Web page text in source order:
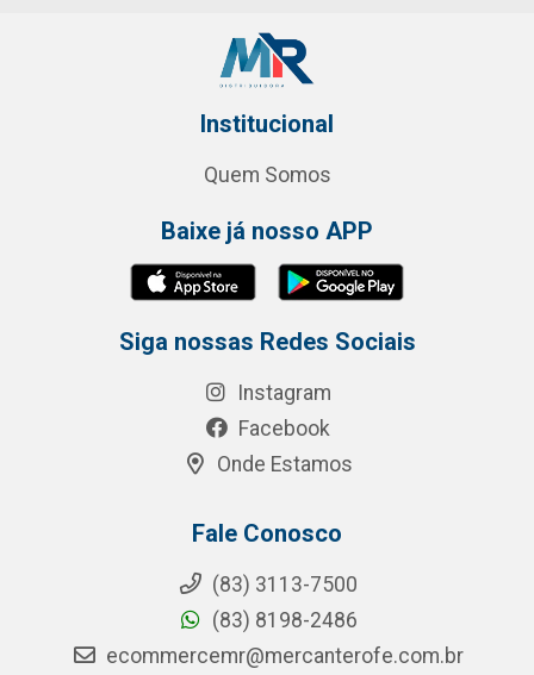
Institucional
Quem Somos
Baixe já nosso APP
Siga nossas Redes Sociais
Instagram
Facebook
Onde Estamos
Fale Conosco
(83) 3113-7500
(83) 8198-2486
ecommercemr@mercanterofe.com.br